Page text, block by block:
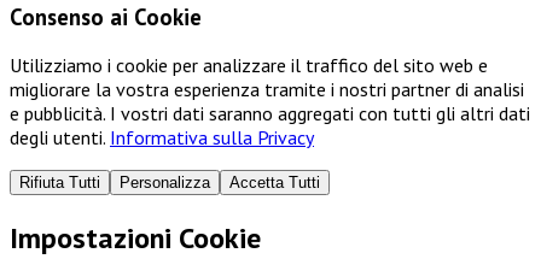
Consenso ai Cookie
Utilizziamo i cookie per analizzare il traffico del sito web e
migliorare la vostra esperienza tramite i nostri partner di analisi
e pubblicità. I vostri dati saranno aggregati con tutti gli altri dati
degli utenti. Informativa sulla Privacy
Rifiuta Tutti Personalizza Accetta Tutti
Impostazioni Cookie